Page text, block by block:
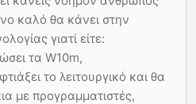
καλό θα κάνει στην
γιατί είτε:
τα W10m,
το λειτουργικό και θα
με προγραμματιστές,